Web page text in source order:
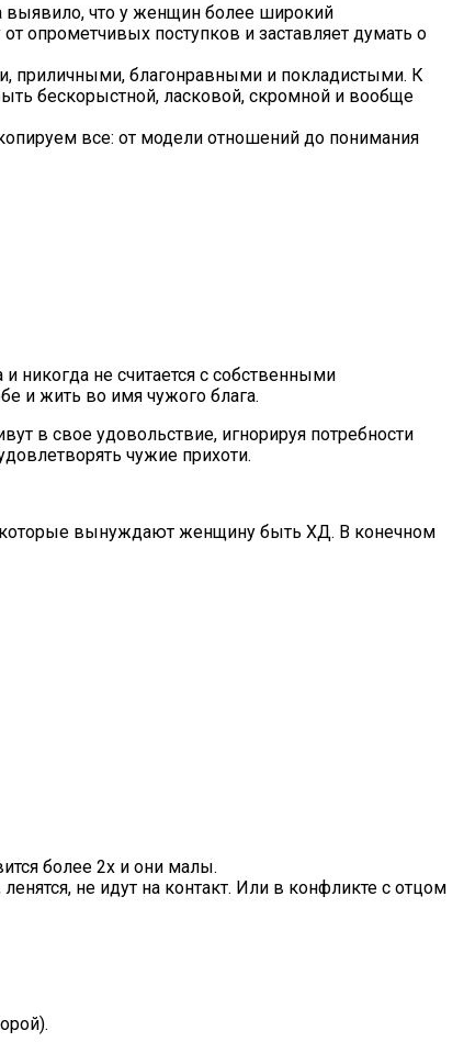
выявило, что у женщин более широкий
опрометчивых поступков и заставляет думать о
благонравными и покладистыми. К
бескорыстной, ласковой, скромной и вообще
все: от модели отношений до понимания
никогда не считается с собственными
и жить во имя чужого блага.
в свое удовольствие, игнорируя потребности
чужие прихоти.
которые вынуждают женщину быть ХД. В конечном
более 2х и они малы.
не идут на контакт. Или в конфликте с отцом